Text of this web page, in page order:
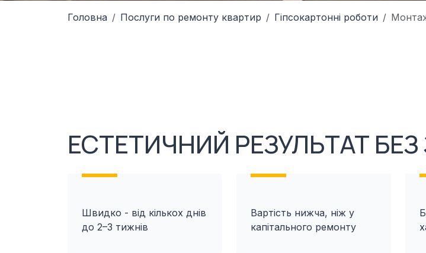
Головна Послуги по ремонту квартир Гіпсокартонні роботи
ЕСТЕТИЧНИЙ РЕЗУЛЬТАТ
Швидко - від кількох днів
до 2–3 тижнів
Вартість нижча, ніж у
капітального ремонту